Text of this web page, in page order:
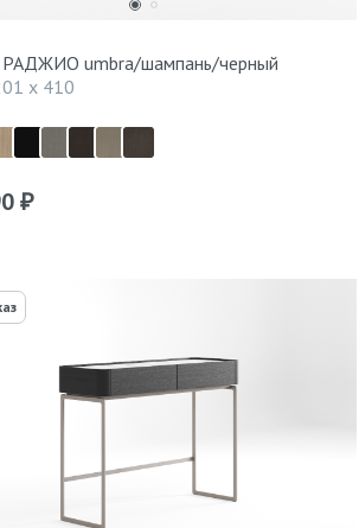
РАДЖИО umbra/шампань/черный
x 410
₽